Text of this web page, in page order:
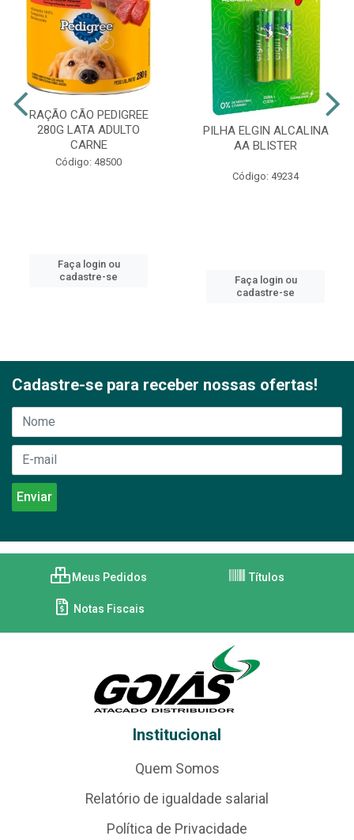
RAÇÃO CÃO PEDIGREE
280G LATA ADULTO
CARNE
Código: 48500
Faça login ou
cadastre-se
PILHA ELGIN ALCALINA
AA BLISTER
Código: 49234
Faça login ou
cadastre-se
Cadastre-se para receber nossas ofertas!
Meus Pedidos Títulos
Notas Fiscais
Institucional
Quem Somos
Relatório de igualdade salarial
Política de Privacidade